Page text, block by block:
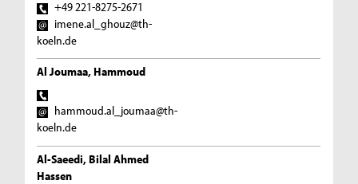
+49 221-8275-2671
imene.al_ghouz@th-
koeln.de
Al Joumaa, Hammoud
hammoud.al_joumaa@th-
koeln.de
Al-Saeedi, Bilal Ahmed
Hassen